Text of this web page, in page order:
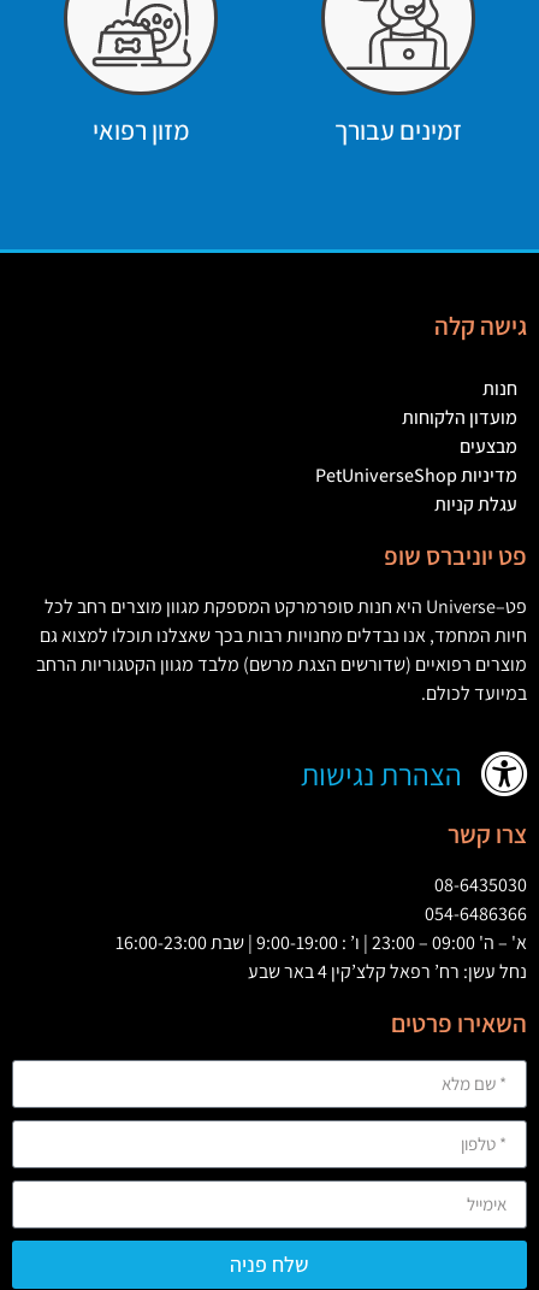
זמינים עבורך מזון רפואי
גישה קלה
חנות
מועדון הלקוחות
מבצעים
מדיניות PetUniverseShop
עגלת קניות
פט יוניברס שופ
פט–
Universe היא חנות סופרמרקט המספקת מגוון מוצרים רחב לכל
חיות המחמד,אנו נבדלים מחנויות רבות בכך שאצלנו תוכלו למצוא גם
מוצרים רפואיים (שדורשים הצגת מרשם) מלבד מגוון הקטגוריות הרחב
במיועד לכולם.
הצהרת נגישות
צרו קשר
08-6435030
054-6486366
א' – ה' 09:00 – 23:00 | ו’ : 9:00-19:00 | שבת 16:00-23:00
נחל עשן: רח’ רפאל קלצ’קין 4 באר שבע
השאירו פרטים
שלח פניה